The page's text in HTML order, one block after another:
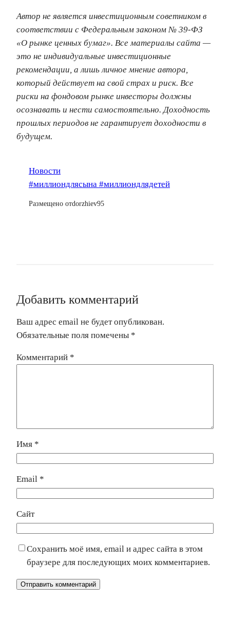
Автор не является инвестиционным советником в
соответствии с Федеральным законом № 39-ФЗ
«О рынке ценных бумаг». Все материалы сайта —
это не индивидуальные инвестиционные
рекомендации, а лишь личное мнение автора,
который действует на свой страх и риск. Все
риски на фондовом рынке инвесторы должны
осознавать и нести самостоятельно. Доходность
прошлых периодов не гарантирует доходности в
будущем.
Новости
#миллиондлясына #миллиондлядетей
Размещено отdorzhiev95
Добавить комментарий
Ваш адрес email не будет опубликован.
Обязательные поля помечены *
Комментарий *
Имя *
Email *
Сайт
Сохранить моё имя, email и адрес сайта в этом
браузере для последующих моих комментариев.